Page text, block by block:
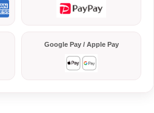
Google Pay / Apple Pay